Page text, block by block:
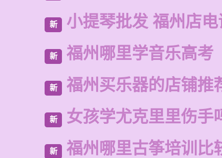
新 小提琴批发 福州店
新 福州哪里学音乐高考
新 福州买乐器的店铺推
新 女孩学尤克里里伤手
新 福州哪里古筝培训比